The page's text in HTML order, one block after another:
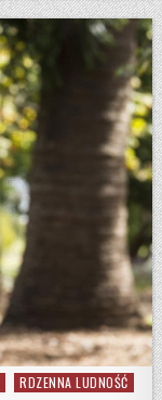
RDZENNA LUDNOŚĆ